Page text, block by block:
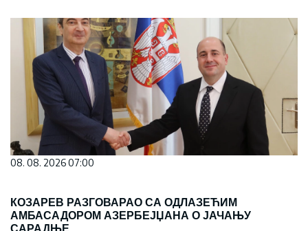
08. 08. 2026 07:00
КОЗАРЕВ РАЗГОВАРАО СА ОДЛАЗЕЋИМ
АМБАСАДОРОМ АЗЕРБЕЈЏАНА О ЈАЧАЊУ